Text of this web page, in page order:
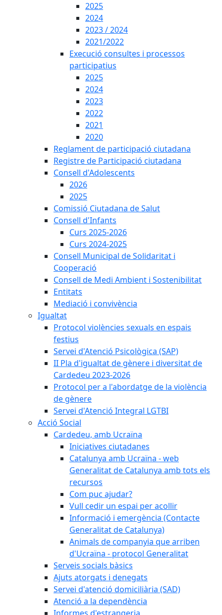
2025
2024
2023 / 2024
2021/2022
Execució consultes i processos
participatius
2025
2024
2023
2022
2021
2020
Reglament de participació ciutadana
Registre de Participació ciutadana
Consell d'Adolescents
2026
2025
Comissió Ciutadana de Salut
Consell d'Infants
Curs 2025-2026
Curs 2024-2025
Consell Municipal de Solidaritat i
Cooperació
Consell de Medi Ambient i Sostenibilitat
Entitats
Mediació i convivència
Igualtat
Protocol violències sexuals en espais
festius
Servei d'Atenció Psicològica (SAP)
II Pla d'igualtat de gènere i diversitat de
Cardedeu 2023-2026
Protocol per a l'abordatge de la violència
de gènere
Servei d'Atenció Integral LGTBI
Acció Social
Cardedeu, amb Ucraïna
Iniciatives ciutadanes
Catalunya amb Ucraïna - web
Generalitat de Catalunya amb tots els
recursos
Com puc ajudar?
Vull cedir un espai per acollir
Informació i emergència (Contacte
Generalitat de Catalunya)
Animals de companyia que arriben
d'Ucraïna - protocol Generalitat
Serveis socials bàsics
Ajuts atorgats i denegats
Servei d'atenció domiciliària (SAD)
Atenció a la dependència